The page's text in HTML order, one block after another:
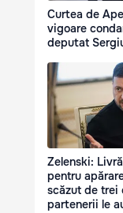
Curtea de
vigoare
deputat
Zelenski:
pentru
scăzut de trei
partenerii le